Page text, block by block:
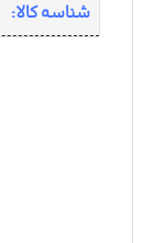
شناسه کالا: